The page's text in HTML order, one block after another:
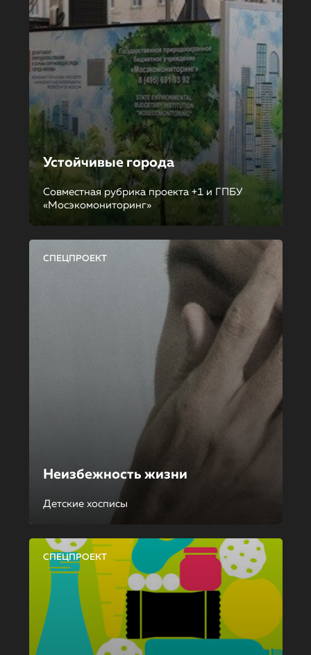
Устойчивые города
Совместная рубрика проекта +1 и ГПБУ
«Мосэкомониторинг»
СПЕЦПРОЕКТ
Неизбежность жизни
Детские хосписы
СПЕЦПРОЕКТ